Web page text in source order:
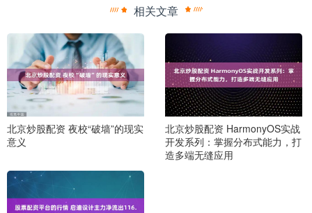
相关文章
北京炒股配资 夜校“破墙”的现实
意义
北京炒股配资 HarmonyOS实战
开发系列：掌握分布式能力，打
造多端无缝应用